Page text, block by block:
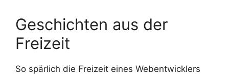
Geschichten aus der
Freizeit
So spärlich die Freizeit eines Webentwicklers